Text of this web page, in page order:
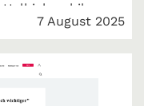
berichtet.
7 August 2025